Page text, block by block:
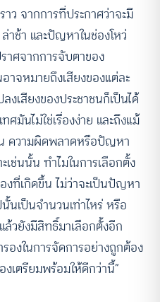
ว จากการที่ประกาศว่าจะมี
าช้า และปัญหาในช่องโหว่
าศจากการจับตาของ
าจหมายถึงเสียงของแต่ละ
เสียงของประชาชนก็เป็นได้
ศมันไม่ใช่เรื่องง่าย และถึงแม้
ความผิดพลาดหรือปัญหา
เช่นนั้น ทำไมในการเลือกตั้ง
งที่เกิดขึ้น ไม่ว่าจะเป็นปัญหา
นเป็นจำนวนเท่าไหร่ หรือ
วยังมีสิทธิ์มาเลือกตั้งอีก
งในการจัดการอย่างถูกต้อง
ตรียมพร้อมให้ดีกว่านี้”